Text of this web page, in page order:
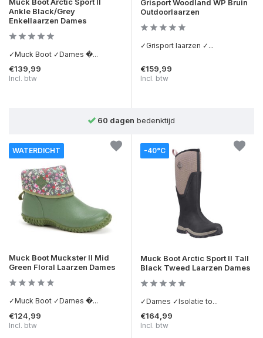
Ankle Black/Grey
Enkellaarzen Dames
✓Muck Boot ✓Dames �...
€139,99
Incl. btw
Grisport Woodland WP Bruin
Outdoorlaarzen
✓Grisport laarzen ✓...
€159,99
Incl. btw
Achteraf betalenmogelijk
WATERDICHT
Muck Boot Muckster II Mid
Green Floral Laarzen Dames
✓Muck Boot ✓Dames �...
€124,99
Incl. btw
-40°C
Muck Boot Arctic Sport II Tall
Black Tweed Laarzen Dames
✓Dames ✓Isolatie to...
€164,99
Incl. btw